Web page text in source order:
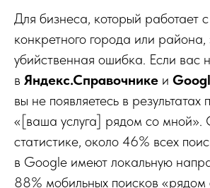
Для бизнеса, который работает
конкретного города или района,
убийственная ошибка. Если вас
в Яндекс.Справочнике и
вы не появляетесь в
«[ваша услуга] рядом со мной».
статистике, около 46% всех
в Google имеют локальную
88% мобильных поисков